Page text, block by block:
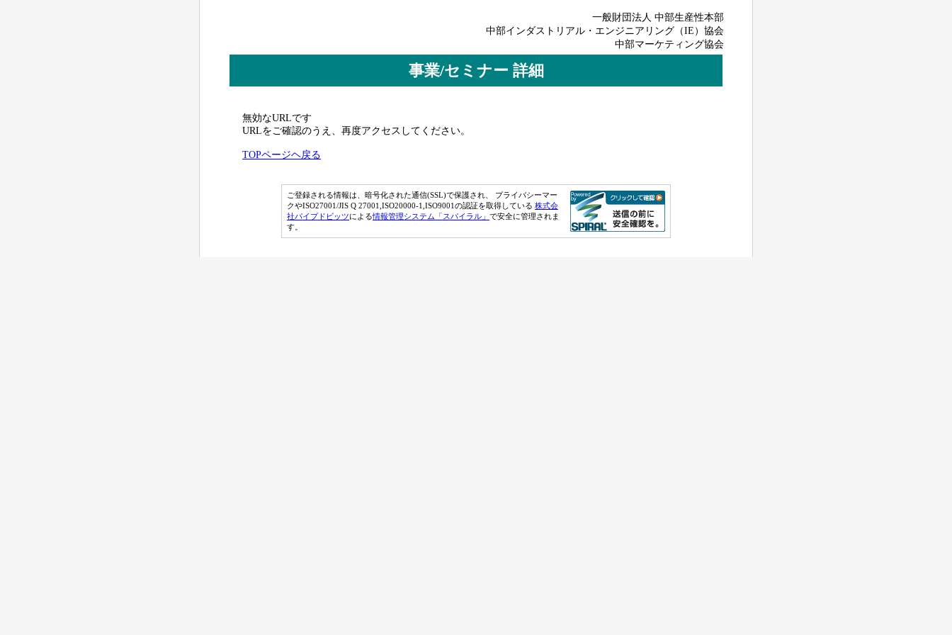
一般財団法人 中部生産性本部
中部インダストリアル・エンジニアリング（IE）協会
中部マーケティング協会
事業/セミナー 詳細
無効なURLです
URLをご確認のうえ、再度アクセスしてください。
TOPページヘ戻る
ご登録される情報は、暗号化された通信(SSL)で保護され、 プライバシーマー
クやISO27001/JIS Q 27001,ISO20000-1,ISO9001の認証を取得している 株式会
社パイプドビッツによる情報管理システム「スパイラル」 で安全に管理されま
す。